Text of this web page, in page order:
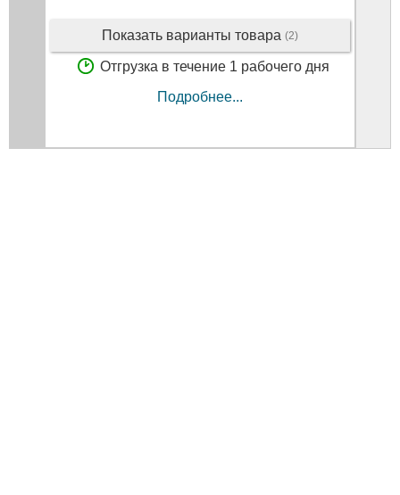
Показать варианты товара (2)
Отгрузка в течение 1 рабочего дня
Подробнее...